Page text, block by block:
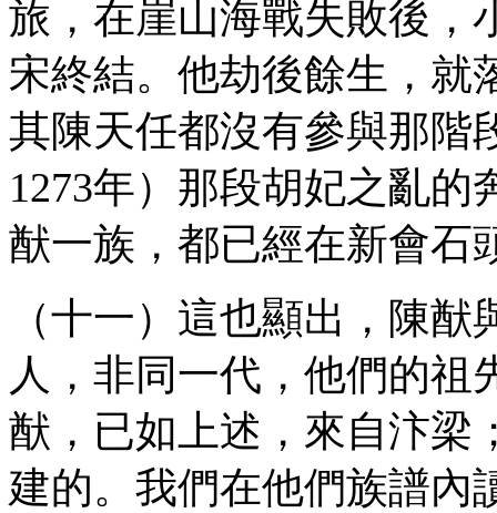
旅，在崖山海戰失敗後，
宋終結。他劫後餘生，就
其陳天任都沒有參與那階
1273年）那段胡妃之亂
猷一族，都已經在新會石
（十一）這也顯出，陳
人，非同一代，他們的祖
猷，已如上述，來自汴梁
建的。我們在他們族譜內